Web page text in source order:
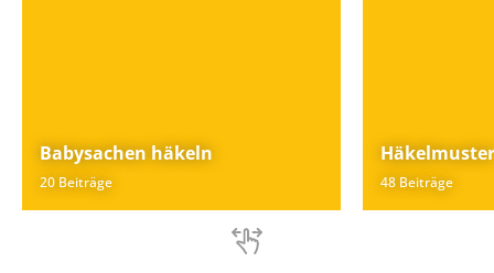
Babysachen häkeln
20 Beiträge
Häkelmuster
48 Beiträge